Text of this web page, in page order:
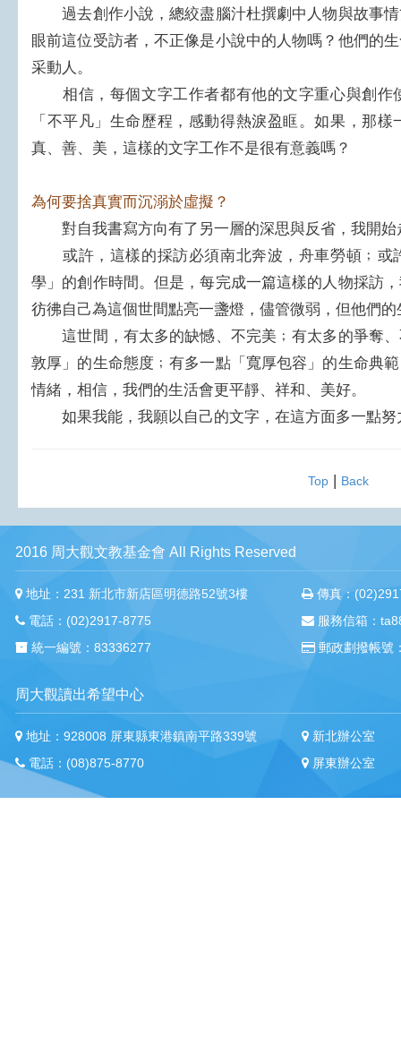
過去創作小說，總絞盡腦汁杜撰劇中人物與故事情
眼前這位受訪者，不正像是小說中的人物嗎？他們的
采動人。
相信，每個文字工作者都有他的文字重心與創作
「不平凡」生命歷程，感動得熱淚盈眶。如果，那
真、善、美，這樣的文字工作不是很有意義嗎？
為何要捨真實而沉溺於虛擬？
對自我書寫方向有了另一層的深思與反省，我開始
或許，這樣的採訪必須南北奔波，舟車勞頓﹔或
學」的創作時間。但是，每完成一篇這樣的人物採訪
彷彿自己為這個世間點亮一盞燈，儘管微弱，但他們
這世間，有太多的缺憾、不完美﹔有太多的爭奪、
敦厚」的生命態度﹔有多一點「寬厚包容」的生命典
情緒，相信，我們的生活會更平靜、祥和、美好。
如果我能，我願以自己的文字，在這方面多一點努
Top| Back
2016 周大觀文教基金會 All Rights Reserved
地址：231 新北市新店區明德路52號3樓
電話：(02)2917-8775
統一編號：83336277
傳真：
服務信箱：
郵政劃撥帳號
周大觀讀出希望中心
地址：928008 屏東縣東港鎮南平路339號
電話：(08)875-8770
新北辦公室
屏東辦公室